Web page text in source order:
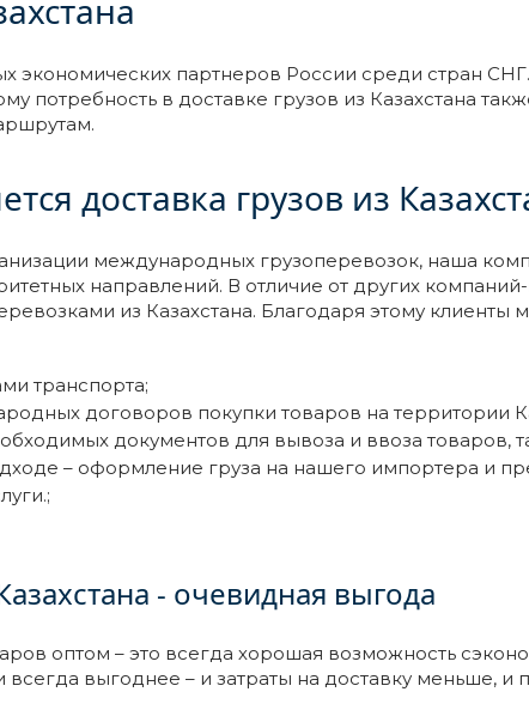
экономических партнеров России среди стран
потребность в доставке грузов из Казахстана
доставка грузов из
международных грузоперевозок, наша
направлений. В отличие от других
из Казахстана. Благодаря этому
транспорта;
договоров покупки товаров на территории
документов для вывоза и ввоза
– оформление груза на нашего импортера и
- очевидная выгода
оптом – это всегда хорошая возможность
выгоднее – и затраты на доставку меньше,